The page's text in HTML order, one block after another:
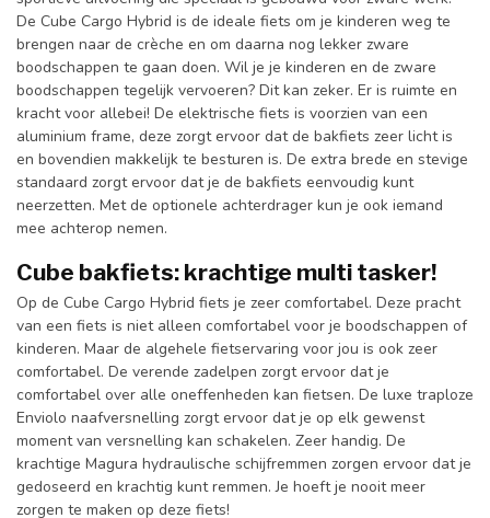
De Cube Cargo Hybrid is de ideale fiets om je kinderen weg te
brengen naar de crèche en om daarna nog lekker zware
boodschappen te gaan doen. Wil je je kinderen en de zware
boodschappen tegelijk vervoeren? Dit kan zeker. Er is ruimte en
kracht voor allebei! De elektrische fiets is voorzien van een
aluminium frame, deze zorgt ervoor dat de bakfiets zeer licht is
en bovendien makkelijk te besturen is. De extra brede en stevige
standaard zorgt ervoor dat je de bakfiets eenvoudig kunt
neerzetten. Met de optionele achterdrager kun je ook iemand
mee achterop nemen.
Cube bakfiets: krachtige multi tasker!
Op de Cube Cargo Hybrid fiets je zeer comfortabel. Deze pracht
van een fiets is niet alleen comfortabel voor je boodschappen of
kinderen. Maar de algehele fietservaring voor jou is ook zeer
comfortabel. De verende zadelpen zorgt ervoor dat je
comfortabel over alle oneffenheden kan fietsen. De luxe traploze
Enviolo naafversnelling zorgt ervoor dat je op elk gewenst
moment van versnelling kan schakelen. Zeer handig. De
krachtige Magura hydraulische schijfremmen zorgen ervoor dat je
gedoseerd en krachtig kunt remmen. Je hoeft je nooit meer
zorgen te maken op deze fiets!